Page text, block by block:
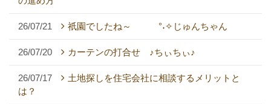
26/07/21 祇園でしたね～ °˖✧じゅんちゃん
26/07/20 カーテンの打合せ ♪ちぃちぃ♪
26/07/17
土地探しを住宅会社に相談するメリットと
は？